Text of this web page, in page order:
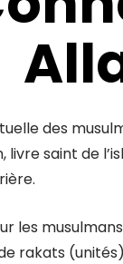
des
livre saint de
les
rakats